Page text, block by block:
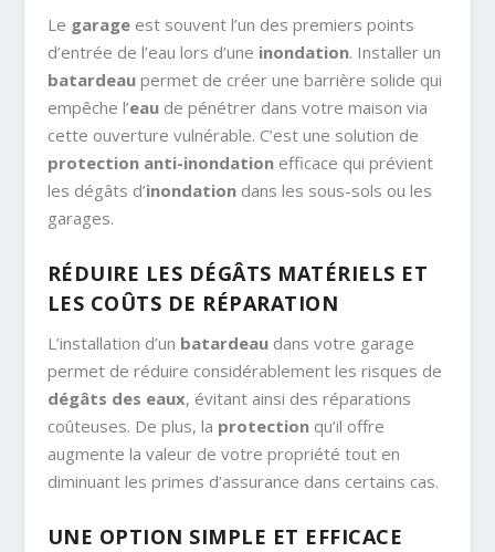
Le garageest souvent l’un des premiers points
d’entrée de l’eau lors d’une inondation. Installer un
batardeaupermet de créer une barrière solide qui
empêche l’eaude pénétrer dans votre maison via
cette ouverture vulnérable. C’est une solution de
protection anti-inondationefficace qui prévient
les dégâts d’inondationdans les sous-sols ou les
garages.
RÉDUIRE LES DÉGÂTS MATÉRIELS ET
LES COÛTS DE RÉPARATION
L’installation d’un batardeaudans votre garage
permet de réduire considérablement les risques de
dégâts des eaux, évitant ainsi des réparations
coûteuses. De plus, la protectionqu’il offre
augmente la valeur de votre propriété tout en
diminuant les primes d’assurance dans certains cas.
UNE OPTION SIMPLE ET EFFICACE